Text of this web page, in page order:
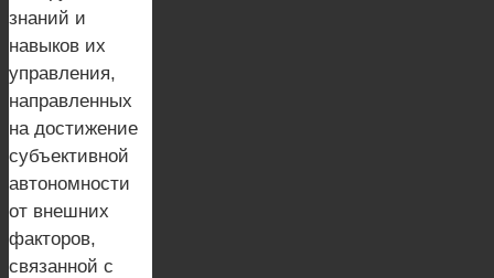
знаний и
навыков их
управления,
направленных
на достижение
субъективной
автономности
от внешних
факторов,
связанной с